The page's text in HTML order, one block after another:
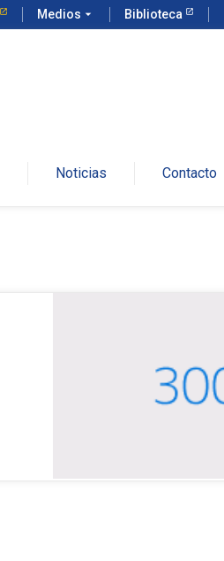
Medios arrow_drop_down Biblioteca
Noticias Contacto